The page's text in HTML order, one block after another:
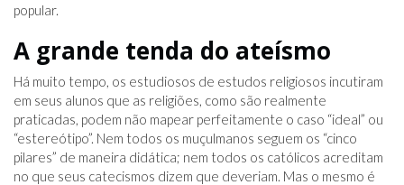
popular.
A grande tenda do ateísmo
Há muito tempo, os estudiosos de estudos religiosos incutiram
em seus alunos que as religiões, como são realmente
praticadas, podem não mapear perfeitamente o caso “ideal” ou
“estereótipo”. Nem todos os muçulmanos seguem os “cinco
pilares” de maneira didática; nem todos os católicos acreditam
no que seus catecismos dizem que deveriam. Mas o mesmo é